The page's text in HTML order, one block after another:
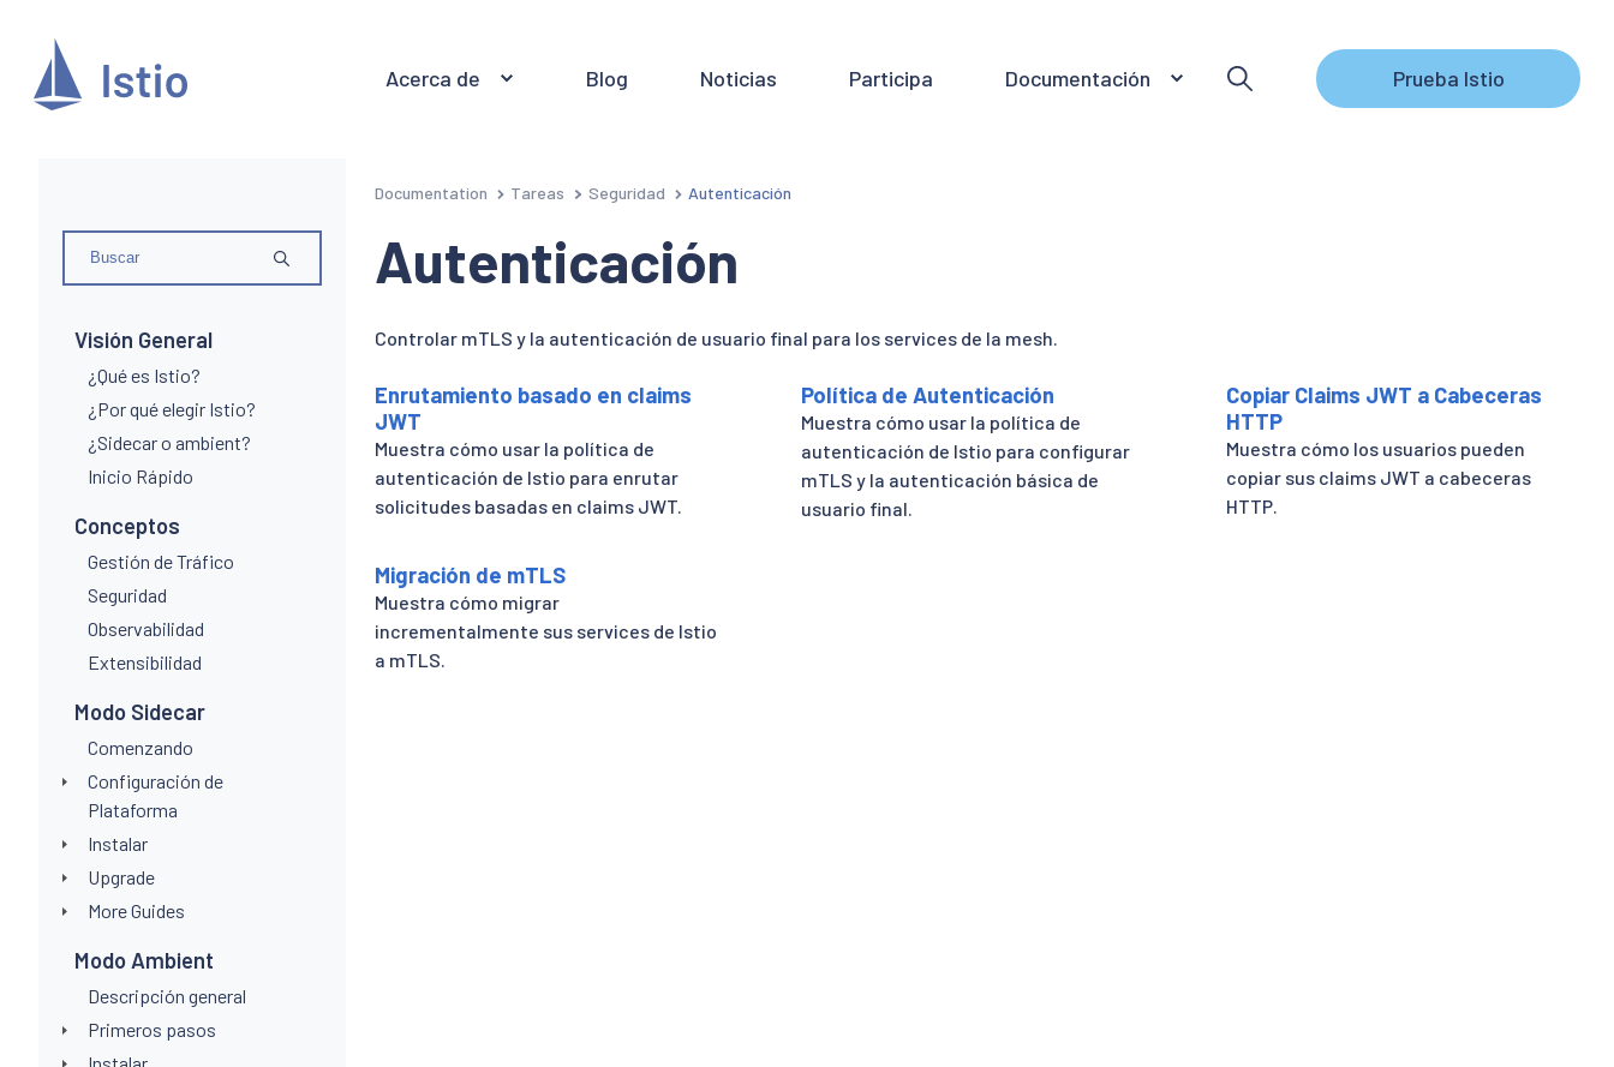
Acerca de Blog Noticias Participa Documentación Prueba Istio
Visión General
¿Qué es Istio?
¿Por qué elegir Istio?
¿Sidecar o ambient?
Inicio Rápido
Conceptos
Gestión de Tráfico
Seguridad
Observabilidad
Extensibilidad
Modo Sidecar
Comenzando
Configuración de
Plataforma
Instalar
Upgrade
More Guides
Modo Ambient
Descripción general
Primeros pasos
Instalar
Documentation Tareas Seguridad Autenticación
Autenticación
Controlar mTLS y la autenticación de usuario final para los services de la mesh.
Enrutamiento basado en claims
JWT
Muestra cómo usar la política de
autenticación de Istio para enrutar
solicitudes basadas en claims JWT.
Política de Autenticación
Muestra cómo usar la política de
autenticación de Istio para configurar
mTLS y la autenticación básica de
usuario final.
Copiar Claims JWT a Cabeceras
HTTP
Muestra cómo los usuarios pueden
copiar sus claims JWT a cabeceras
HTTP.
Migración de mTLS
Muestra cómo migrar
incrementalmente sus services de Istio
a mTLS.